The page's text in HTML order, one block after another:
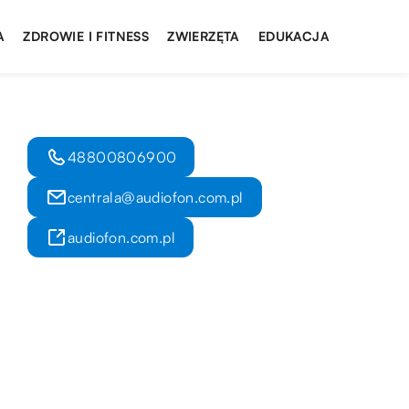
ZDROWIE I FITNESS ZWIERZĘTA EDUKACJA
48800806900
centrala@audiofon.com.pl
audiofon.com.pl